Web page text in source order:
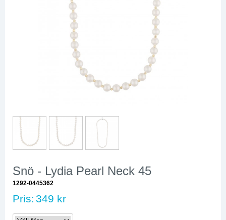
Snö - Lydia Pearl Neck 45
1292-0445362
Pris: 349 kr